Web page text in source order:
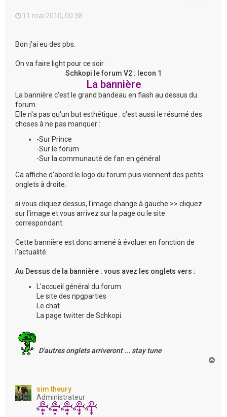
11 mai 2010, 00:38
Bon j'ai eu des pbs.
On va faire light pour ce soir :
Schkopi le forum V2 : lecon 1
La bannière
La bannière c'est le grand bandeau en flash au dessus du
forum.
Elle n'a pas qu'un but esthétique : c'est aussi le résumé des
choses à ne pas manquer :
-Sur Prince
-Sur le forum
-Sur la communauté de fan en général
Ca affiche d'abord le logo du forum puis viennent des petits
onglets à droite.
si vous cliquez dessus, l'image change à gauche >> cliquez
sur l'image et vous arrivez sur la page ou le site
correspondant.
Cette bannière est donc amené à évoluer en fonction de
l'actualité.
Au Dessus de la bannière : vous avez les onglets vers :
L'accueil général du forum
Le site des npgparties
Le chat
La page twitter de Schkopi.
D'autres onglets arriveront ... stay tune
sim theury
Administrateur